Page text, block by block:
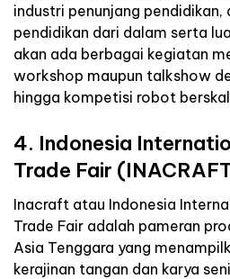
industri penunjang pendidikan,
pendidikan dari dalam serta
akan ada berbagai kegiatan
workshop maupun talkshow
hingga kompetisi robot
4. Indonesia
Trade Fair
Inacraft atau Indonesia
Trade Fair adalah pameran
Asia Tenggara yang
kerajinan tangan dan karya